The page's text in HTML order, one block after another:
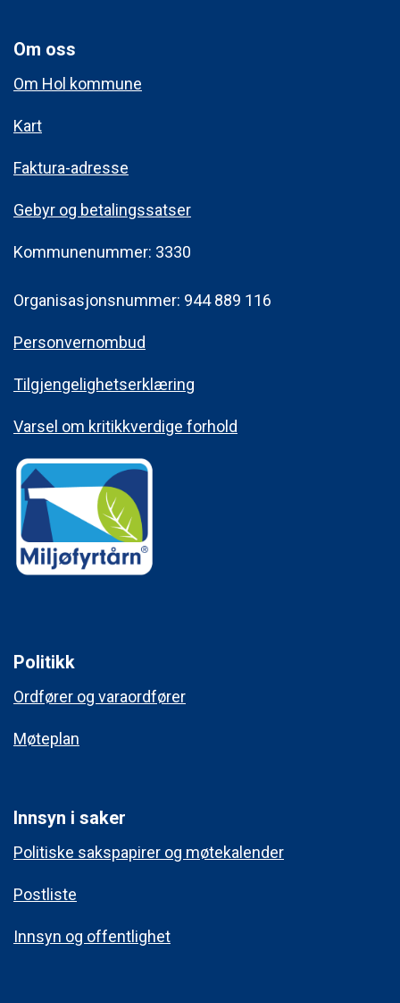
Om oss
Om Hol kommune
Kart
Faktura-adresse
Gebyr og betalingssatser
Kommunenummer: 3330
Organisasjonsnummer: 944 889 116
Personvernombud
Tilgjengelighetserklæring
Varsel om kritikkverdige forhold
Politikk
Ordfører og varaordfører
Møteplan
Innsyn i saker
Politiske sakspapirer og møtekalender
Postliste
Innsyn og offentlighet